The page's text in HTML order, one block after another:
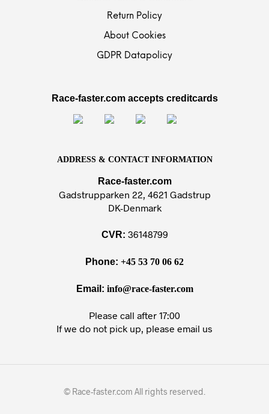
Return Policy
About Cookies
GDPR Datapolicy
Race-faster.com accepts creditcards
ADDRESS & CONTACT INFORMATION
Race-faster.com
Gadstrupparken 22, 4621 Gadstrup
DK-Denmark
CVR: 36148799
Phone: +45 53 70 06 62
Email: info@race-faster.com
Please call after 17:00
If we do not pick up, please email us
© Race-faster.com All rights reserved.